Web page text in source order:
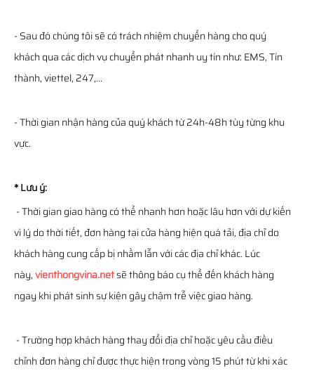
- Sau đó chúng tôi sẽ có trách nhiệm chuyển hàng cho quý
khách qua các dịch vụ chuyển phát nhanh uy tín như: EMS, Tín
thành, viettel, 247,...
- Thời gian nhận hàng của quý khách từ 24h-48h tùy từng khu
vực.
* Lưu ý:
- Thời gian giao hàng có thể nhanh hơn hoặc lâu hơn với dự kiến
vì lý do thời tiết, đơn hàng tại cửa hàng hiện quá tải, địa chỉ do
khách hàng cung cấp bị nhầm lẫn với các địa chỉ khác. Lúc
này,vienthongvina.netsẽ thông báo cụ thể đến khách hàng
ngay khi phát sinh sự kiện gây chậm trễ việc giao hàng.
- Trường hợp khách hàng thay đổi địa chỉ hoặc yêu cầu điều
chỉnh đơn hàng chỉ được thực hiện trong vòng 15 phút từ khi xác